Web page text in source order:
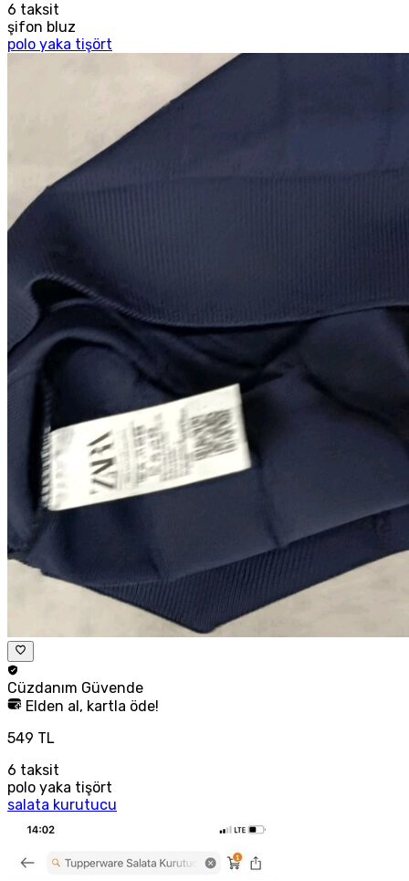
6 taksit
şifon bluz
polo yaka tişört
Cüzdanım Güvende
Elden al, kartla öde!
549 TL
6 taksit
polo yaka tişört
salata kurutucu